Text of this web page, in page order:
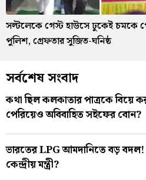
সল্টলেকে গেস্ট হাউসে ঢুকেই চমকে
পুলিশ, গ্রেফতার সুজিত-ঘনিষ্ঠ
সর্বশেষ সংবাদ
কথা ছিল কলকাতার পাত্রকে বিয়ে
পেরিয়েও অবিবাহিত সইফের বোন?
ভারতের LPG আমদানিতে বড় বদল!
কেন্দ্রীয় মন্ত্রী?